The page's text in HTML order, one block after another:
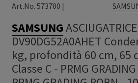
Art.No. 573700 |
SAMSUNG
DV90DG52A0AHET
kg, profondità 60 cm, 65
Classe C - PRMG